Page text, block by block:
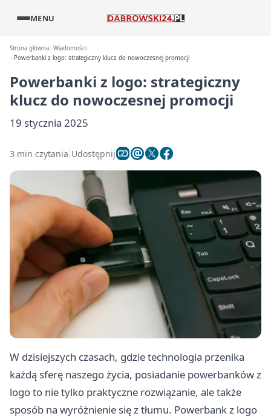
MENU
Strona główna Wiadomości
Powerbanki z logo: strategiczny klucz do nowoczesnej promocji
Powerbanki z logo: strategiczny
klucz do nowoczesnej promocji
19 stycznia 2025
3 min czytania Udostępnij
W dzisiejszych czasach, gdzie technologia przenika
każdą sferę naszego życia, posiadanie powerbanków z
logo to nie tylko praktyczne rozwiązanie, ale także
sposób na wyróżnienie się z tłumu. Powerbank z logo